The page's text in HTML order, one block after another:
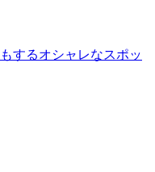
するオシャレなスポッ